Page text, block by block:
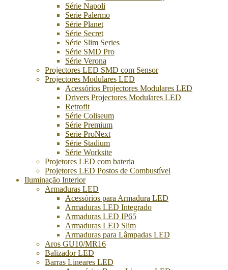
Série Napoli
Serie Palermo
Série Planet
Série Secret
Série Slim Series
Série SMD Pro
Série Verona
Projectores LED SMD com Sensor
Projectores Modulares LED
Acessórios Projectores Modulares LED
Drivers Projectores Modulares LED
Retrofit
Série Coliseum
Série Premium
Serie ProNext
Série Stadium
Série Worksite
Projetores LED com bateria
Projetores LED Postos de Combustível
Iluminação Interior
Armaduras LED
Acessórios para Armadura LED
Armaduras LED Integrado
Armaduras LED IP65
Armaduras LED Slim
Armaduras para Lâmpadas LED
Aros GU10/MR16
Balizador LED
Barras Lineares LED